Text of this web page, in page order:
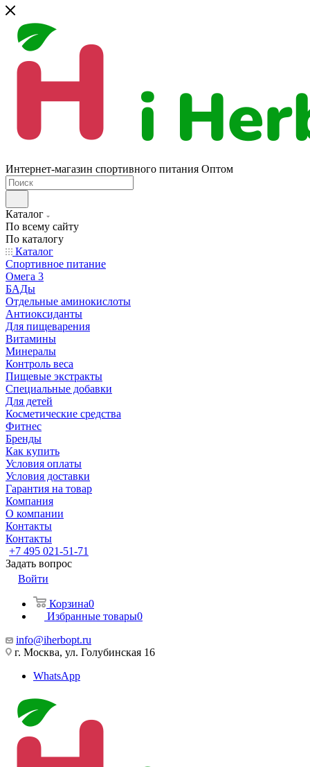
Интернет-магазин спортивного питания Оптом
Каталог
По всему сайту
По каталогу
Каталог
Спортивное питание
Омега 3
БАДы
Отдельные аминокислоты
Антиоксиданты
Для пищеварения
Витамины
Минералы
Контроль веса
Пищевые экстракты
Специальные добавки
Для детей
Косметические средства
Фитнес
Бренды
Как купить
Условия оплаты
Условия доставки
Гарантия на товар
Компания
О компании
Контакты
Контакты
+7 495 021-51-71
Задать вопрос
Войти
Корзина0
Избранные товары0
info@iherbopt.ru
г. Москва, ул. Голубинская 16
WhatsApp